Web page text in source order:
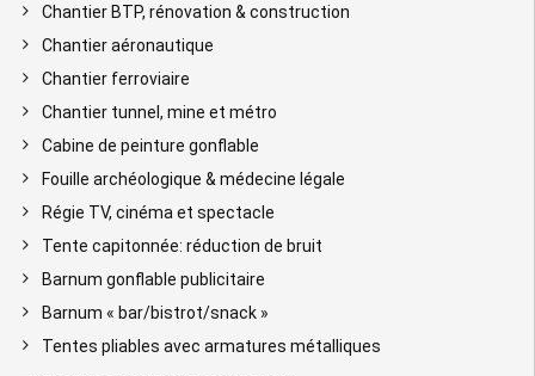
Chantier BTP, rénovation & construction
Chantier aéronautique
Chantier ferroviaire
Chantier tunnel, mine et métro
Cabine de peinture gonflable
Fouille archéologique & médecine légale
Régie TV, cinéma et spectacle
Tente capitonnée: réduction de bruit
Barnum gonflable publicitaire
Barnum « bar/bistrot/snack »
Tentes pliables avec armatures métalliques